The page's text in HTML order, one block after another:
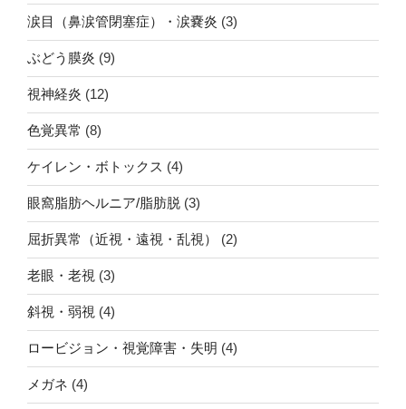
涙目（鼻涙管閉塞症）・涙嚢炎 (3)
ぶどう膜炎 (9)
視神経炎 (12)
色覚異常 (8)
ケイレン・ボトックス (4)
眼窩脂肪ヘルニア/脂肪脱 (3)
屈折異常（近視・遠視・乱視） (2)
老眼・老視 (3)
斜視・弱視 (4)
ロービジョン・視覚障害・失明 (4)
メガネ (4)